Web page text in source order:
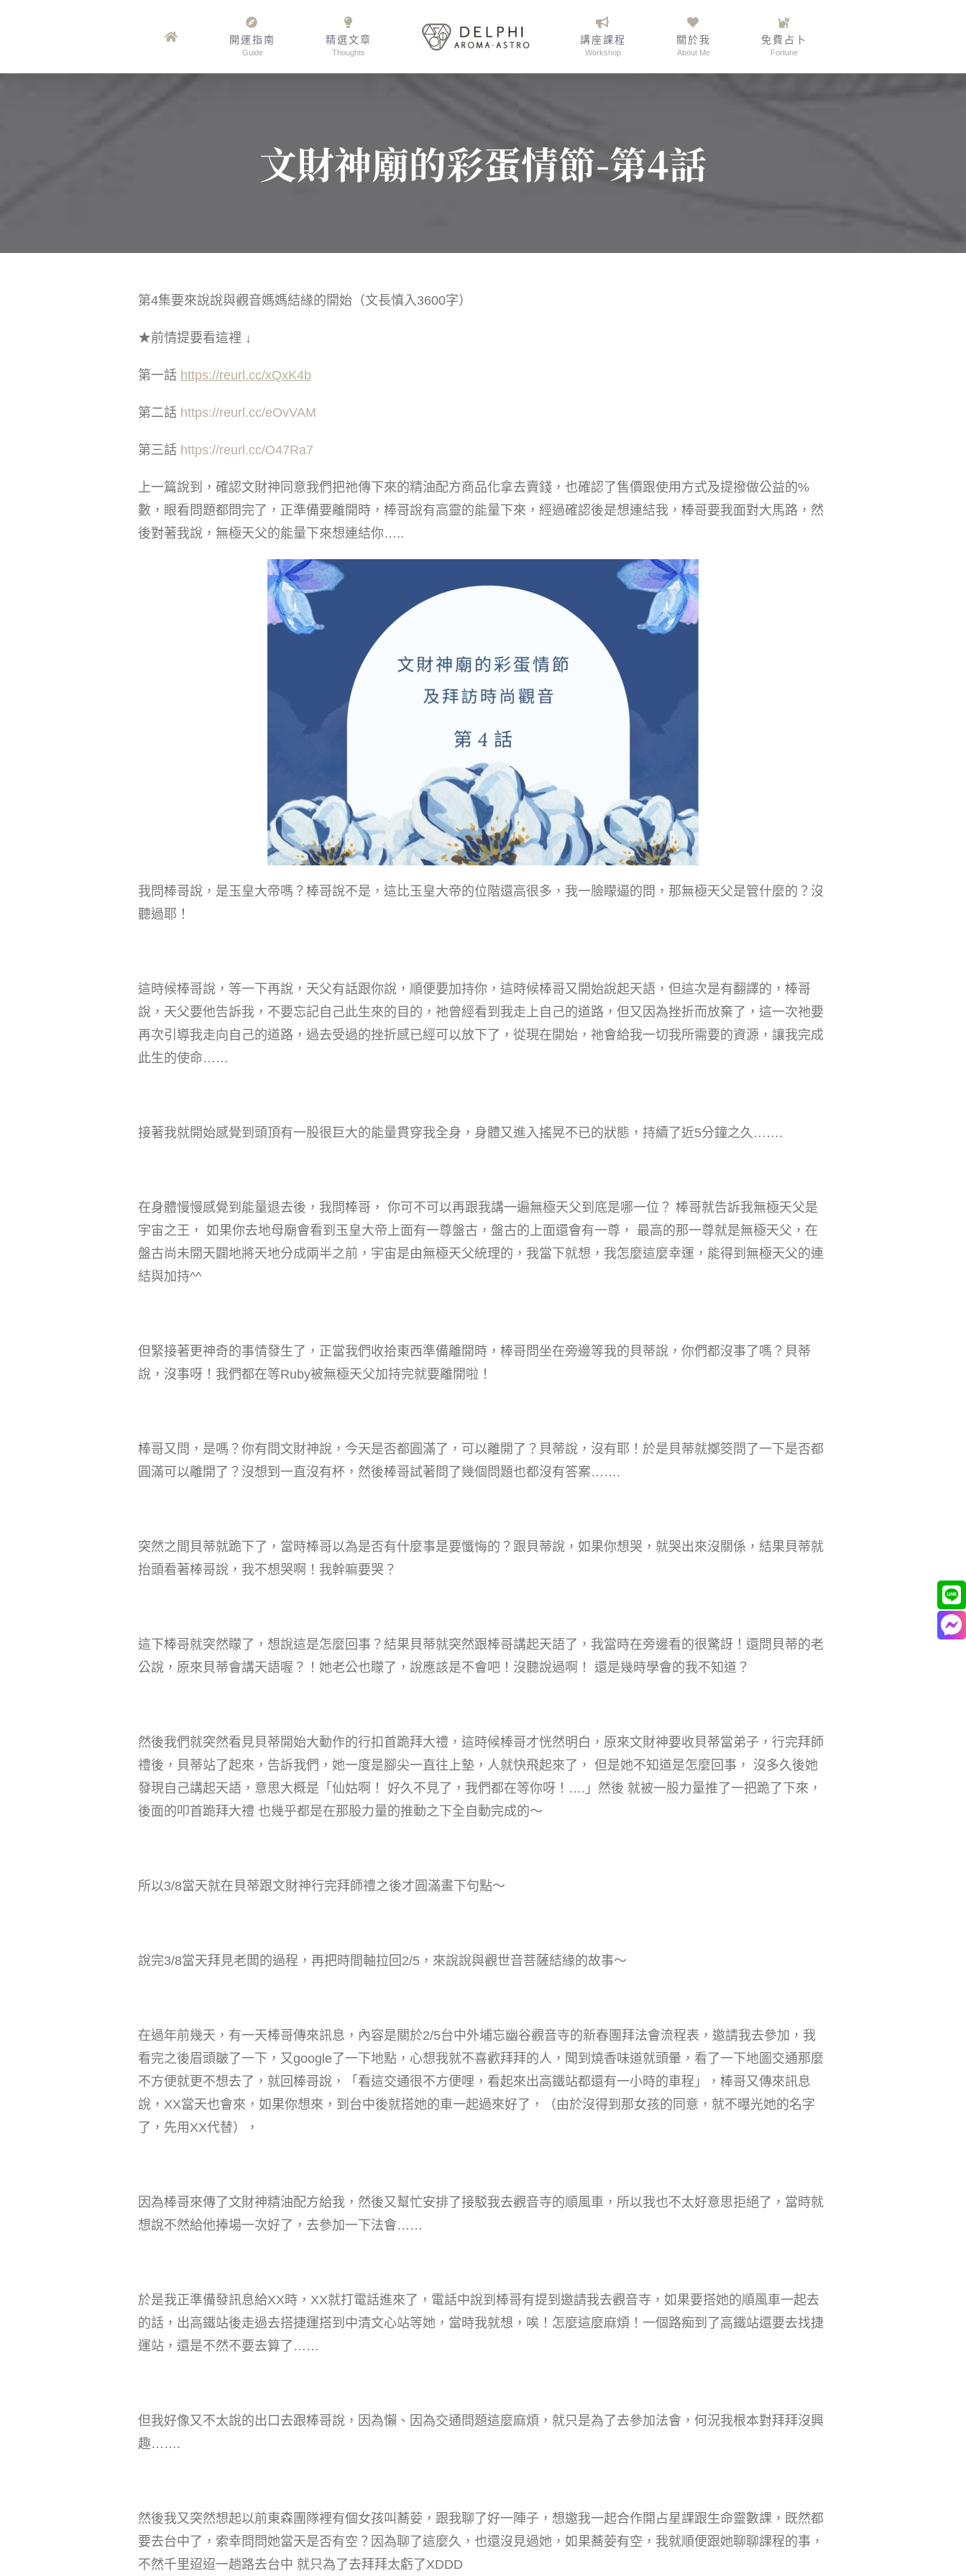
開運指南
Guide
精選文章
Thoughts
講座課程
Workshop
關於我
About Me
免費占卜
Fortune
文財神廟的彩蛋情節-第4話
第4集要來說說與觀音媽媽結緣的開始（文長慎入3600字）
★前情提要看這裡 ↓
第一話 https://reurl.cc/xQxK4b
第二話 https://reurl.cc/eOvVAM
第三話 https://reurl.cc/O47Ra7
上一篇說到，確認文財神同意我們把祂傳下來的精油配方商品化拿去賣錢，也確認了售價跟使用方式及提撥做公益的%
數，眼看問題都問完了，正準備要離開時，棒哥說有高靈的能量下來，經過確認後是想連結我，棒哥要我面對大馬路，然
後對著我說，無極天父的能量下來想連結你…..
我問棒哥說，是玉皇大帝嗎？棒哥說不是，這比玉皇大帝的位階還高很多，我一臉矇逼的問，那無極天父是管什麼的？沒
聽過耶！
這時候棒哥說，等一下再說，天父有話跟你說，順便要加持你，這時候棒哥又開始說起天語，但這次是有翻譯的，棒哥
說，天父要他告訴我，不要忘記自己此生來的目的，祂曾經看到我走上自己的道路，但又因為挫折而放棄了，這一次祂要
再次引導我走向自己的道路，過去受過的挫折感已經可以放下了，從現在開始，祂會給我一切我所需要的資源，讓我完成
此生的使命……
接著我就開始感覺到頭頂有一股很巨大的能量貫穿我全身，身體又進入搖晃不已的狀態，持續了近5分鐘之久…….
在身體慢慢感覺到能量退去後，我問棒哥， 你可不可以再跟我講一遍無極天父到底是哪一位？ 棒哥就告訴我無極天父是
宇宙之王， 如果你去地母廟會看到玉皇大帝上面有一尊盤古，盤古的上面還會有一尊， 最高的那一尊就是無極天父，在
盤古尚未開天闢地將天地分成兩半之前，宇宙是由無極天父統理的，我當下就想，我怎麼這麼幸運，能得到無極天父的連
結與加持^^
但緊接著更神奇的事情發生了，正當我們收拾東西準備離開時，棒哥問坐在旁邊等我的貝蒂說，你們都沒事了嗎？貝蒂
說，沒事呀！我們都在等Ruby被無極天父加持完就要離開啦！
棒哥又問，是嗎？你有問文財神說，今天是否都圓滿了，可以離開了？貝蒂說，沒有耶！於是貝蒂就擲筊問了一下是否都
圓滿可以離開了？沒想到一直沒有杯，然後棒哥試著問了幾個問題也都沒有答案…….
突然之間貝蒂就跪下了，當時棒哥以為是否有什麼事是要懺悔的？跟貝蒂說，如果你想哭，就哭出來沒關係，結果貝蒂就
抬頭看著棒哥說，我不想哭啊！我幹嘛要哭？
這下棒哥就突然矇了，想說這是怎麼回事？結果貝蒂就突然跟棒哥講起天語了，我當時在旁邊看的很驚訝！還問貝蒂的老
公說，原來貝蒂會講天語喔？！她老公也矇了，說應該是不會吧！沒聽說過啊！ 還是幾時學會的我不知道？
然後我們就突然看見貝蒂開始大動作的行扣首跪拜大禮，這時候棒哥才恍然明白，原來文財神要收貝蒂當弟子，行完拜師
禮後，貝蒂站了起來，告訴我們，她一度是腳尖一直往上墊，人就快飛起來了， 但是她不知道是怎麼回事， 沒多久後她
發現自己講起天語，意思大概是「仙姑啊！ 好久不見了，我們都在等你呀！….」然後 就被一股力量推了一把跪了下來，
後面的叩首跪拜大禮 也幾乎都是在那股力量的推動之下全自動完成的～
所以3/8當天就在貝蒂跟文財神行完拜師禮之後才圓滿畫下句點～
說完3/8當天拜見老闆的過程，再把時間軸拉回2/5，來說說與觀世音菩薩結緣的故事～
在過年前幾天，有一天棒哥傳來訊息，內容是關於2/5台中外埔忘幽谷觀音寺的新春團拜法會流程表，邀請我去參加，我
看完之後眉頭皺了一下，又google了一下地點，心想我就不喜歡拜拜的人，聞到燒香味道就頭暈，看了一下地圖交通那麼
不方便就更不想去了，就回棒哥說，「看這交通很不方便哩，看起來出高鐵站都還有一小時的車程」，棒哥又傳來訊息
說，XX當天也會來，如果你想來，到台中後就搭她的車一起過來好了，（由於沒得到那女孩的同意，就不曝光她的名字
了，先用XX代替），
因為棒哥來傳了文財神精油配方給我，然後又幫忙安排了接駁我去觀音寺的順風車，所以我也不太好意思拒絕了，當時就
想說不然給他捧場一次好了，去參加一下法會……
於是我正準備發訊息給XX時，XX就打電話進來了，電話中說到棒哥有提到邀請我去觀音寺，如果要搭她的順風車一起去
的話，出高鐵站後走過去搭捷運搭到中清文心站等她，當時我就想，唉！怎麼這麼麻煩！一個路痴到了高鐵站還要去找捷
運站，還是不然不要去算了……
但我好像又不太說的出口去跟棒哥說，因為懶、因為交通問題這麼麻煩，就只是為了去參加法會，何況我根本對拜拜沒興
趣…….
然後我又突然想起以前東森團隊裡有個女孩叫蕎荌，跟我聊了好一陣子，想邀我一起合作開占星課跟生命靈數課，既然都
要去台中了，索幸問問她當天是否有空？因為聊了這麼久，也還沒見過她，如果蕎荌有空，我就順便跟她聊聊課程的事，
不然千里迢迢一趟路去台中 就只為了去拜拜太虧了XDDD